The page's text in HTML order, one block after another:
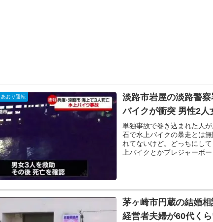
おり運転
淡路市岩屋の淡路警
バイクが衝突 男性2人
単独事故で巻き込まれた人
石で水上バイクの暴走とは
れてないけど。どっちにし
上バイクとかプレジャーボ
茅ヶ崎市円蔵の結婚
経営者夫婦が60代く